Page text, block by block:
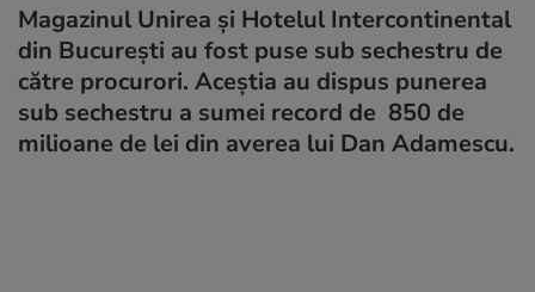
Magazinul Unirea și Hotelul Intercontinental
din București au fost puse sub sechestru de
către procurori. Aceștia au dispus punerea
sub sechestru a sumei record de 850 de
milioane de lei din averea lui Dan Adamescu.